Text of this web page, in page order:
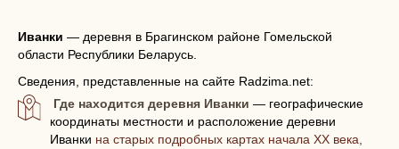
Иванки — деревня в Брагинском районе Гомельской
области Республики Беларусь.
Сведения, представленные на сайте Radzima.net:
Где находится деревня Иванки — географические
координаты местности и расположение деревни
Иванки на старых подробных картах начала XX века,